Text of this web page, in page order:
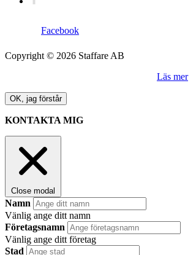
Facebook
Copyright © 2026 Staffare AB
Läs mer
OK, jag förstår
KONTAKTA MIG
Close modal
Namn
Vänlig ange ditt namn
Företagsnamn
Vänlig ange ditt företag
Stad